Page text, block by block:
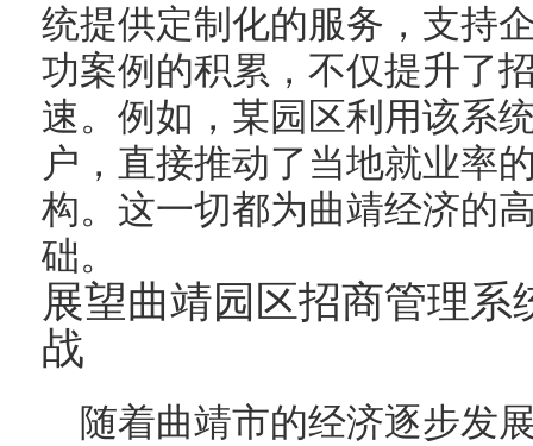
统提供定制化的服务，支持
功案例的积累，不仅提升了
速。例如，某园区利用该系
户，直接推动了当地就业率
构。这一切都为曲靖经济的
础。
展望曲靖园区招商管理
战
随着曲靖市的经济逐步发